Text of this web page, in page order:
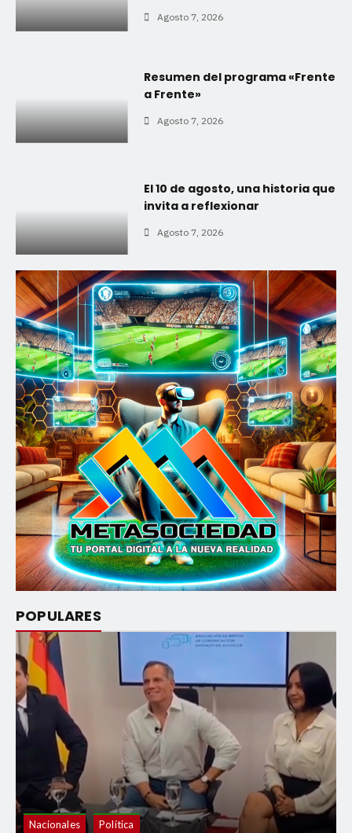
Agosto 7, 2026
Resumen del programa «Frente
a Frente»
Agosto 7, 2026
El 10 de agosto, una historia que
invita a reflexionar
Agosto 7, 2026
POPULARES
Nacionales Política